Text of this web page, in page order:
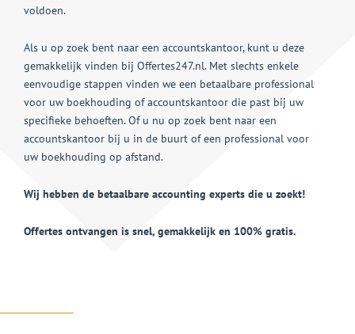
voldoen.
Als u op zoek bent naar een accountskantoor, kunt u deze
gemakkelijk vinden bij Offertes247.nl. Met slechts enkele
eenvoudige stappen vinden we een betaalbare professional
voor uw boekhouding of accountskantoor die past bij uw
specifieke behoeften. Of u nu op zoek bent naar een
accountskantoor bij u in de buurt of een professional voor
uw boekhouding op afstand.
Wij hebben de betaalbare accounting experts die u zoekt!
Offertes ontvangen is snel, gemakkelijk en 100% gratis.